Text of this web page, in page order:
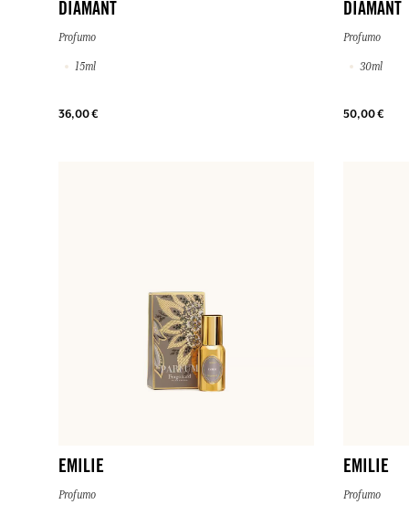
DIAMANT
Profumo
15ml
36,00 €
DIAMANT
Profumo
30ml
50,00 €
EMILIE
Profumo
EMILIE
Profumo